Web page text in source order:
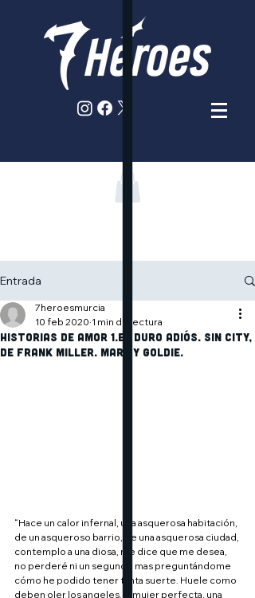
Entrada
Historias de amor 1.El duro adiós. Sin City,
de Frank Miller. Marv y Goldie.
7heroesmurcia
10 feb 2020 1 min de lectura
“Hace un calor infernal, una asquerosa habitación,
de un asqueroso barrio, de una asquerosa ciudad,
contemplo a una diosa, me dice que me desea,
no perderé ni un segundo mas preguntándome
cómo he podido tener tanta suerte. Huele como
deben oler los angeles, la mujer perfecta, una